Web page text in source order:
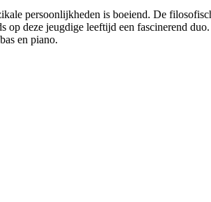
persoonlijkheden is boeiend. De
op deze jeugdige leeftijd een fascinerend
en piano.